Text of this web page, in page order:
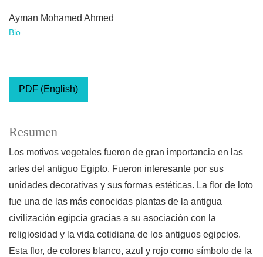
Ayman Mohamed Ahmed
Bio
PDF (English)
Resumen
Los motivos vegetales fueron de gran importancia en las
artes del antiguo Egipto. Fueron interesante por sus
unidades decorativas y sus formas estéticas. La flor de loto
fue una de las más conocidas plantas de la antigua
civilización egipcia gracias a su asociación con la
religiosidad y la vida cotidiana de los antiguos egipcios.
Esta flor, de colores blanco, azul y rojo como símbolo de la